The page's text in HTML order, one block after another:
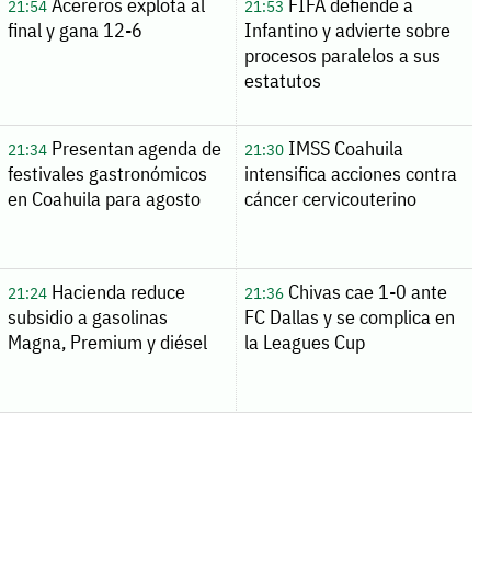
21:54
final y gana 12-6
21:53
Infantino y advierte sobre
procesos paralelos a sus
estatutos
21:34Presentan agenda de
festivales gastronómicos
en Coahuila para agosto
21:30IMSS Coahuila
intensifica acciones contra
cáncer cervicouterino
21:24Hacienda reduce
subsidio a gasolinas
Magna, Premium y diésel
21:36Chivas cae 1-0 ante
FC Dallas y se complica en
la Leagues Cup